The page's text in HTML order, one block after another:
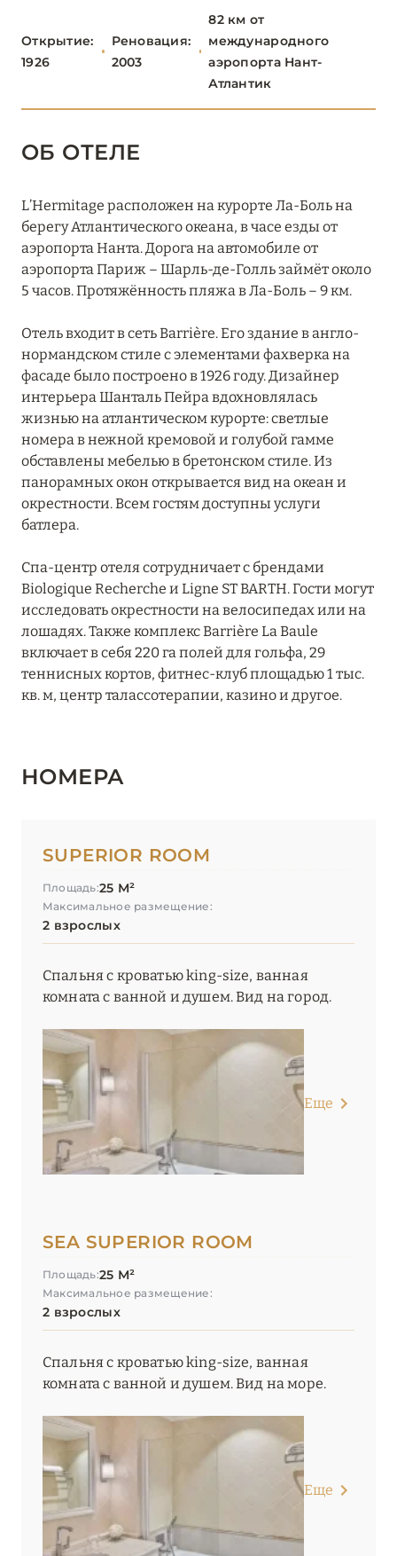
ЛАЗУРНЫЙ БЕРЕГ
НОРМАНДИЯ
ОКСИТАНИЯ
ПАРИЖ 46
ПРОВАНС 20
Открытие:
1926
Реновация:
2003
82 км от
международного
аэропорта Нант-
Атлантик
ОБ ОТЕЛЕ
L’Hermitage расположен на курорте Ла-Боль на
берегу Атлантического океана, в часе езды от
аэропорта Нанта. Дорога на автомобиле от
аэропорта Париж – Шарль-де-Голль займёт около
5 часов. Протяжённость пляжа в Ла-Боль – 9 км.
Отель входит в сеть Barrière. Его здание в англо-
нормандском стиле с элементами фахверка на
фасаде было построено в 1926 году. Дизайнер
интерьера Шанталь Пейра вдохновлялась
жизнью на атлантическом курорте: светлые
номера в нежной кремовой и голубой гамме
обставлены мебелью в бретонском стиле. Из
панорамных окон открывается вид на океан и
окрестности. Всем гостям доступны услуги
батлера.
Спа-центр отеля сотрудничает с брендами
Biologique Recherche и Ligne ST BARTH. Гости могут
исследовать окрестности на велосипедах или на
лошадях. Также комплекс Barrière La Baule
включает в себя 220 га полей для гольфа, 29
теннисных кортов, фитнес-клуб площадью 1 тыс.
кв. м, центр талассотерапии, казино и другое.
НОМЕРА
SUPERIOR ROOM
Площадь:25 М²
Максимальное размещение:
2 взрослых
Спальня с кроватью king-size, ванная
комната с ванной и душем. Вид на город.
Еще
SEA SUPERIOR ROOM
Площадь:25 М²
Максимальное размещение:
2 взрослых
Спальня с кроватью king-size, ванная
комната с ванной и душем. Вид на море.
Еще